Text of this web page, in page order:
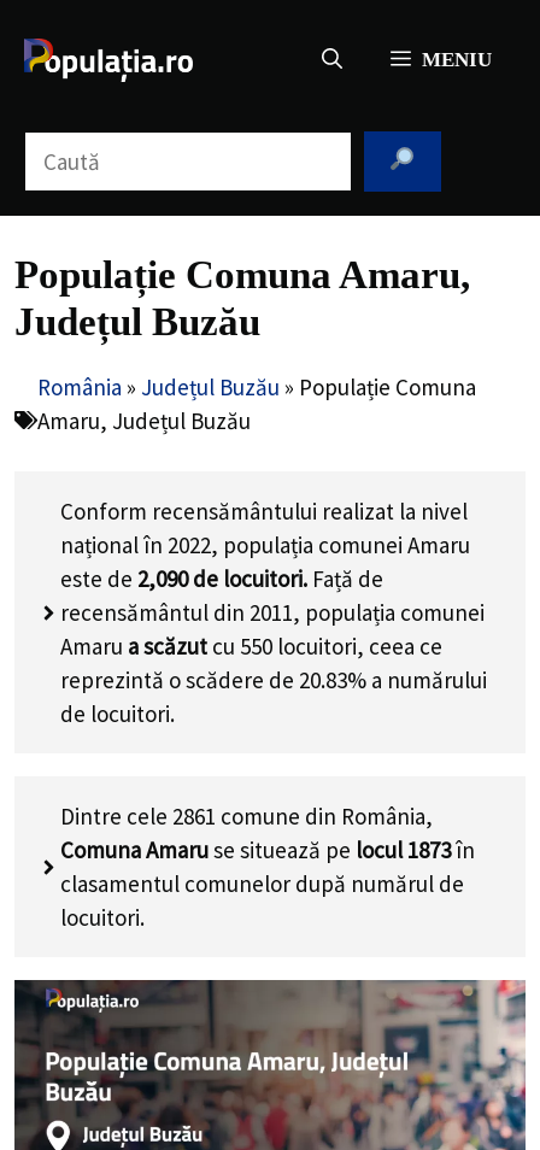
conținut
MENIU
Populație Comuna Amaru,
Județul Buzău
România » Județul Buzău » Populație Comuna
Amaru, Județul Buzău
Conform recensământului realizat la nivel
național în 2022, populația comunei Amaru
este de 2,090de locuitori. Față de
recensământul din 2011, populația comunei
Amaru a scăzut cu 550 locuitori, ceea ce
reprezintă o scădere de 20.83% a numărului
de locuitori.
Dintre cele 2861 comune din România,
Comuna Amaruse situează pe locul 1873în
clasamentul comunelor după numărul de
locuitori.